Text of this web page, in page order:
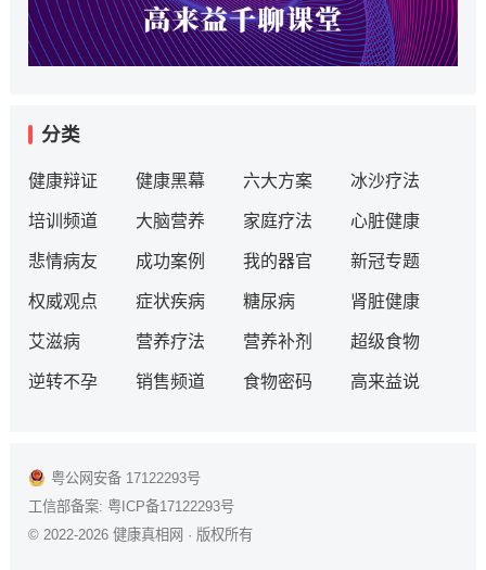
分类
健康辩证 健康黑幕 六大方案 冰沙疗法
培训频道 大脑营养 家庭疗法 心脏健康
悲情病友 成功案例 我的器官 新冠专题
权威观点 症状疾病 糖尿病 肾脏健康
艾滋病 营养疗法 营养补剂 超级食物
逆转不孕 销售频道 食物密码 高来益说
粤公网安备 17122293号
工信部备案: 粤ICP备17122293号
© 2022-2026 健康真相网 · 版权所有